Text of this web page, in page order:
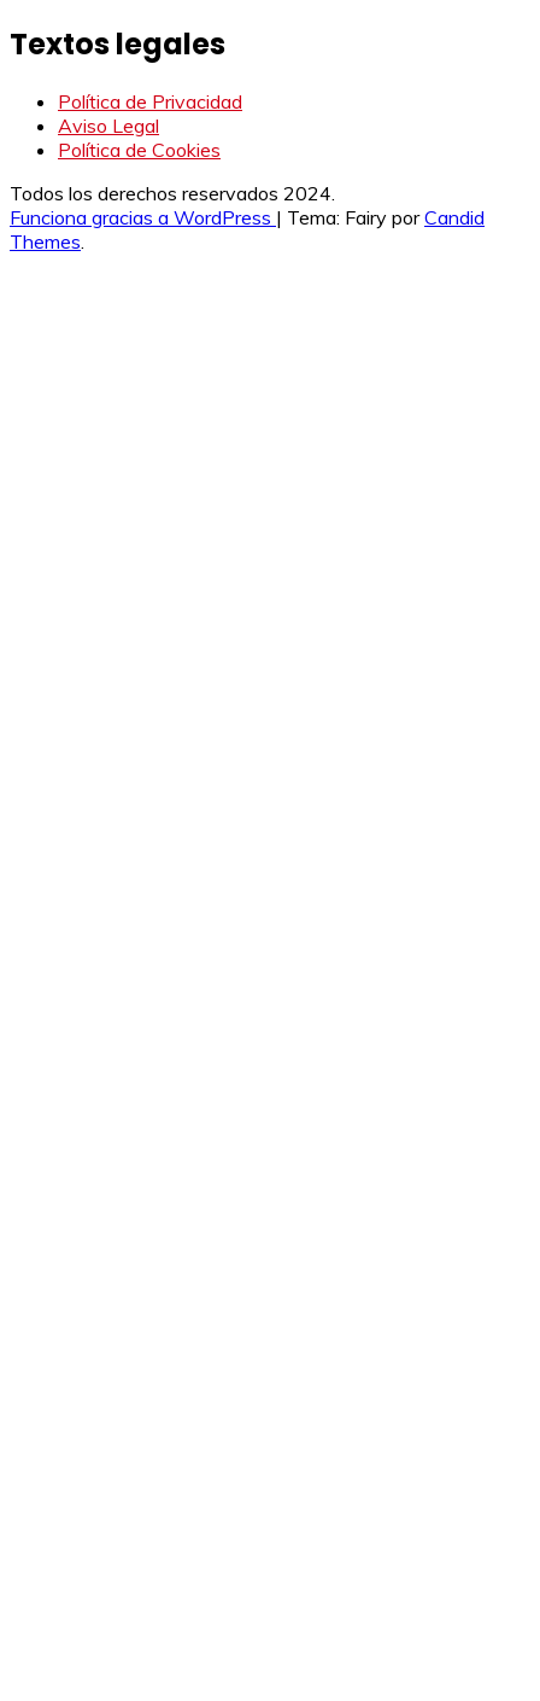
Textos legales
Política de Privacidad
Aviso Legal
Política de Cookies
Todos los derechos reservados 2024.
Funciona gracias a WordPress | Tema: Fairy porCandid
Themes